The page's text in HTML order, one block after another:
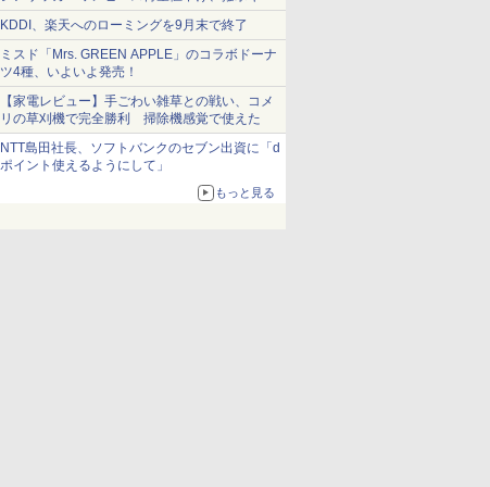
ショーツは1990円に
KDDI、楽天へのローミングを9月末で終了
ミスド「Mrs. GREEN APPLE」のコラボドーナ
ツ4種、いよいよ発売！
【家電レビュー】手ごわい雑草との戦い、コメ
リの草刈機で完全勝利 掃除機感覚で使えた
NTT島田社長、ソフトバンクのセブン出資に「d
ポイント使えるようにして」
もっと見る